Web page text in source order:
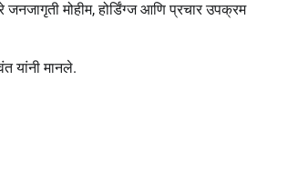
जनजागृती मोहीम, होर्डिंग्ज आणि प्रचार उपक्रम
यांनी मानले.